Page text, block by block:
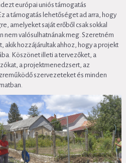
európai uniós támogatás
a támogatás lehetőséget ad arra, hogy
amelyeket saját erőből csak sokkal
nem valósulhatnának meg. Szeretném
akik hozzájárultak ahhoz, hogy a projekt
Köszönet illeti a tervezőket, a
a projektmenedzsert, az
szervezeteket és minden